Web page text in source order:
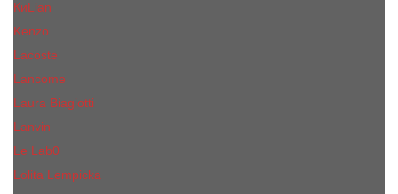
КиLian
Kenzo
Lacoste
Lancome
Laura Biagiotti
Lanvin
Lе Lab0
Lolita Lempicka